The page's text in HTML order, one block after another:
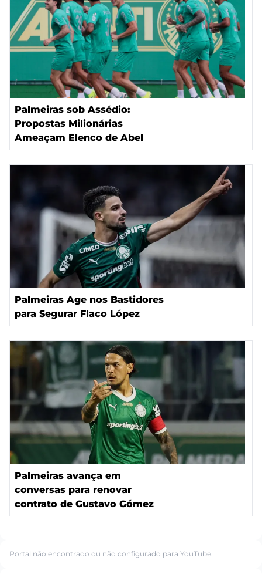
Palmeiras sob Assédio:
Propostas Milionárias
Ameaçam Elenco de Abel
Palmeiras Age nos Bastidores
para Segurar Flaco López
Palmeiras avança em
conversas para renovar
contrato de Gustavo Gómez
Portal não encontrado ou não configurado para YouTube.